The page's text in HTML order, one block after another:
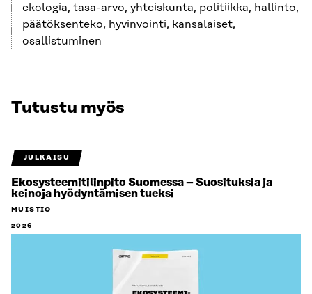
ekologia, tasa-arvo, yhteiskunta, politiikka, hallinto,
päätöksenteko, hyvinvointi, kansalaiset,
osallistuminen
Tutustu myös
JULKAISU
Ekosysteemitilinpito Suomessa – Suosituksia ja
keinoja hyödyntämisen tueksi
MUISTIO
2026